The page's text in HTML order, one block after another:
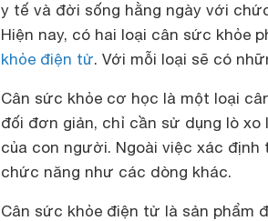
y tế và đời sống hằng ngày với
Hiện nay, có hai loại cân sức khỏe
khỏe điện tử. Với mỗi loại sẽ có
Cân sức khỏe cơ học là một loại
đối đơn giản, chỉ cần sử dụng lò
của con người. Ngoài việc xác
chức năng như các dòng khác.
Cân sức khỏe điện tử là sản